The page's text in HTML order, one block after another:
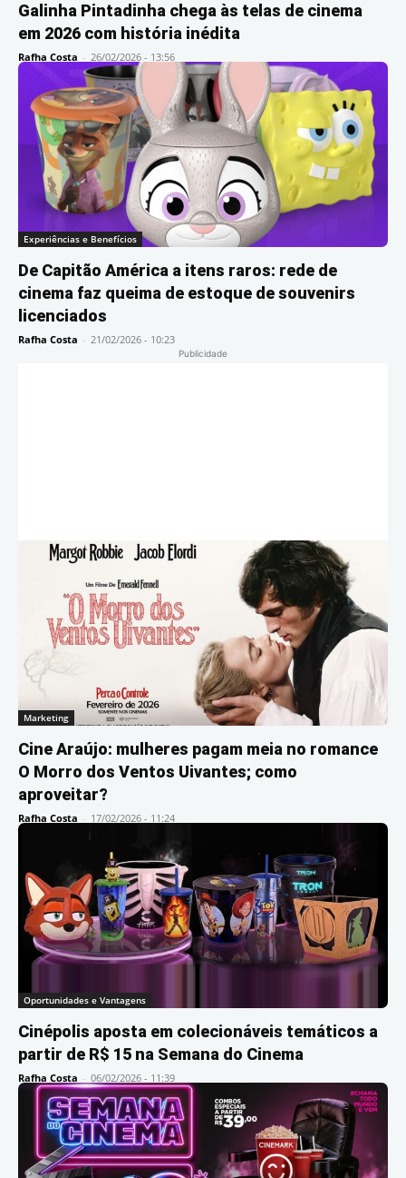
Galinha Pintadinha chega às telas de cinema
em 2026 com história inédita
Rafha Costa - 26/02/2026 - 13:56
Experiências e Benefícios
De Capitão América a itens raros: rede de
cinema faz queima de estoque de souvenirs
licenciados
Rafha Costa - 21/02/2026 - 10:23
Publicidade
Marketing
Cine Araújo: mulheres pagam meia no romance
O Morro dos Ventos Uivantes; como
aproveitar?
Rafha Costa - 17/02/2026 - 11:24
Oportunidades e Vantagens
Cinépolis aposta em colecionáveis temáticos a
partir de R$ 15 na Semana do Cinema
Rafha Costa - 06/02/2026 - 11:39